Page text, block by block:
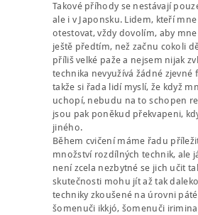
Takové příhody se nestávají
ale i v Japonsku. Lidem, kteří
otestovat, vždy dovolím, aby
ještě předtím, než začnu cokoli
příliš velké paže a nejsem nijak
technika nevyužívá žádné zjevné
takže si řada lidí myslí, že když
uchopí, nebudu na to schopen
jsou pak poněkud překvapeni,
jiného.
Během cvičení máme řadu
množství rozdílných technik, ale
není zcela nezbytné se jich učit
skutečnosti mohu jít až tak
techniky zkoušené na úrovni
šomenuči ikkjó, šomenuči